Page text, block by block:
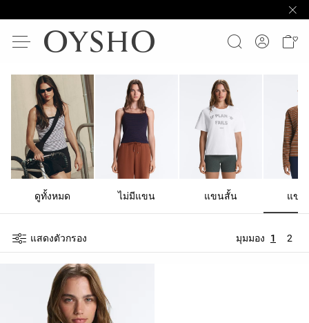
ดูทั้งหมด ไม่มีแขน แขนสั้น แขน
แสดงตัวกรอง มุมมอง 1 2